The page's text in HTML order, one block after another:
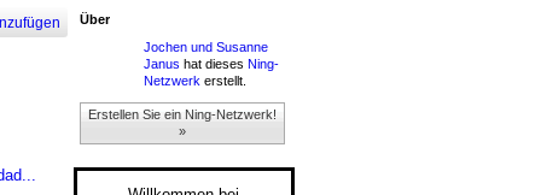
Über
Jochen und Susanne
Janus hat dieses Ning-
Netzwerk erstellt.
Erstellen Sie ein Ning-Netzwerk!
»